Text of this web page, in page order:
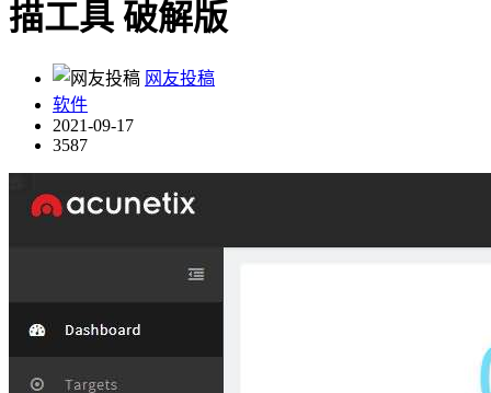
描工具 破解版
网友投稿
软件
2021-09-17
3587